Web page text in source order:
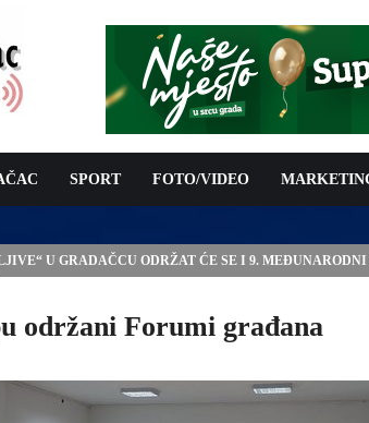
SPORT FOTO/VIDEO
U GRADAČCU ODRŽAT ĆE SE I 9.
održani Forumi građana